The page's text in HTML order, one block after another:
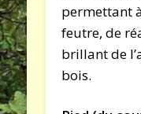
permettant
feutre, de
brillant de
bois.